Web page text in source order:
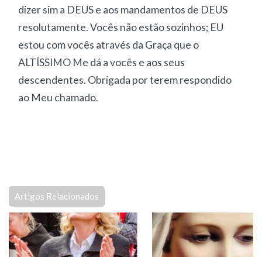
dizer sim a DEUS e aos mandamentos de DEUS
resolutamente. Vocês não estão sozinhos; EU
estou com vocês através da Graça que o
ALTÍSSIMO Me dá a vocês e aos seus
descendentes. Obrigada por terem respondido
ao Meu chamado.
Artigos Relacionados